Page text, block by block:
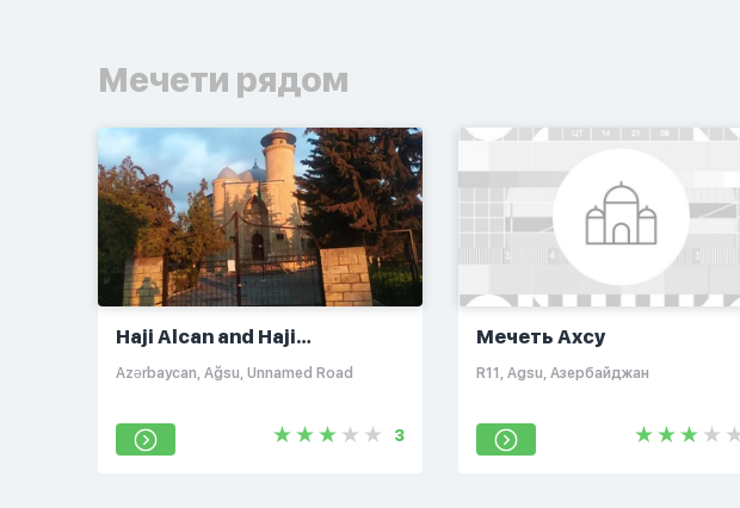
Мечети рядом
Haji Alcan and Haji
Almakhanim Mosque
Azərbaycan, Ağsu, Unnamed Road
3
Мечеть Ахсу
R11, Agsu, Азербайджан